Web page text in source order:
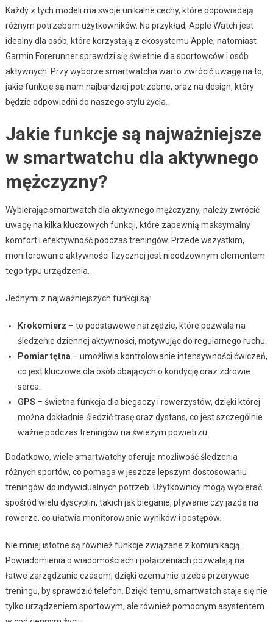
Każdy z tych modeli ma swoje unikalne cechy, które odpowiadają
różnym potrzebom użytkowników. Na przykład, Apple Watch jest
idealny dla osób, które korzystają z ekosystemu Apple, natomiast
Garmin Forerunner sprawdzi się świetnie dla sportowców i osób
aktywnych. Przy wyborze smartwatcha warto zwrócić uwagę na to,
jakie funkcje są nam najbardziej potrzebne, oraz na design, który
będzie odpowiedni do naszego stylu życia.
Jakie funkcje są najważniejsze
w smartwatchu dla aktywnego
mężczyzny?
Wybierając smartwatch dla aktywnego mężczyzny, należy zwrócić
uwagę na kilka kluczowych funkcji, które zapewnią maksymalny
komfort i efektywność podczas treningów. Przede wszystkim,
monitorowanie aktywności fizycznej jest nieodzownym elementem
tego typu urządzenia.
Jednymi z najważniejszych funkcji są:
Krokomierz – to podstawowe narzędzie, które pozwala na
śledzenie dziennej aktywności, motywując do regularnego ruchu.
Pomiar tętna – umożliwia kontrolowanie intensywności ćwiczeń,
co jest kluczowe dla osób dbających o kondycję oraz zdrowie
serca.
GPS – świetna funkcja dla biegaczy i rowerzystów, dzięki której
można dokładnie śledzić trasę oraz dystans, co jest szczególnie
ważne podczas treningów na świeżym powietrzu.
Dodatkowo, wiele smartwatchy oferuje możliwość śledzenia
różnych sportów, co pomaga w jeszcze lepszym dostosowaniu
treningów do indywidualnych potrzeb. Użytkownicy mogą wybierać
spośród wielu dyscyplin, takich jak bieganie, pływanie czy jazda na
rowerze, co ułatwia monitorowanie wyników i postępów.
Nie mniej istotne są również funkcje związane z komunikacją.
Powiadomienia o wiadomościach i połączeniach pozwalają na
łatwe zarządzanie czasem, dzięki czemu nie trzeba przerywać
treningu, by sprawdzić telefon. Dzięki temu, smartwatch staje się nie
tylko urządzeniem sportowym, ale również pomocnym asystentem